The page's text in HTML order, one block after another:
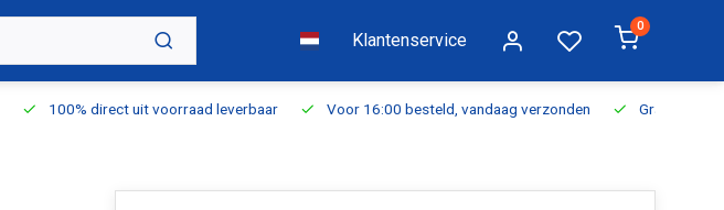
Klantenservice
0
100% direct uit voorraad leverbaar Voor 16:00 besteld, vandaag verzonden Gratis